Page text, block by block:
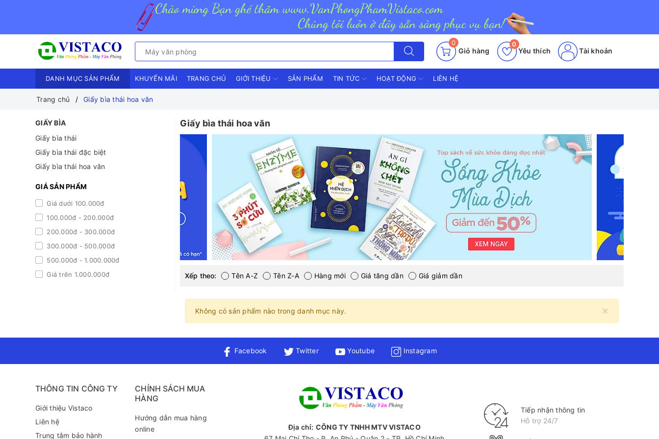
0
Giỏ hàng Yêu thích
0
Tài khoản
DANH MỤC SẢN PHẨM KHUYẾN MÃI TRANG CHỦ GIỚI THIỆU SẢN PHẨM TIN TỨC HOẠT ĐỘNG LIÊN HỆ
Trang chủ Giấy bìa thái hoa văn
GIẤY BÌA
Giấy bìa thái
Giấy bìa thái đặc biệt
Giấy bìa thái hoa văn
GIÁ SẢN PHẨM
Giá dưới 100.000đ
100.000đ - 200.000đ
200.000đ - 300.000đ
300.000đ - 500.000đ
500.000đ - 1.000.000đ
Giá trên 1.000.000đ
Giấy bìa thái hoa văn
Xếp theo: Tên A-Z Tên Z-A Hàng mới Giá tăng dần Giá giảm dần
×
Không có sản phẩm nào trong danh mục này.
Facebook Twitter Youtube Instagram
THÔNG TIN CÔNG TY
Giới thiệu Vistaco
Liên hệ
Trung tâm bảo hành
CHÍNH SÁCH MUA
HÀNG
Hướng dẫn mua hàng
online
Địa chỉ: CÔNG TY TNHH MTV VISTACO
Tiếp nhận thông tin
Hỗ trợ 24/7